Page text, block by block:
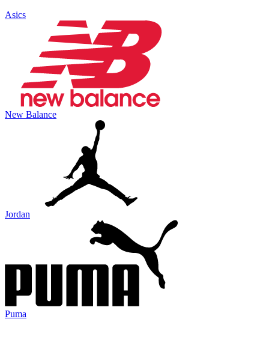
Asics
New Balance
Jordan
Puma